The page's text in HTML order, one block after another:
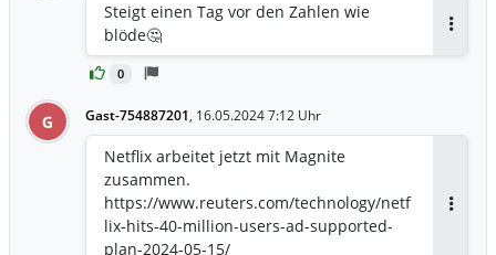
0
Steigt einen Tag vor den Zahlen wie
blöde🤔
G Gast-754887201, 16.05.2024 7:12 Uhr
Netflix arbeitet jetzt mit Magnite
zusammen.
https://www.reuters.com/technology/netf
lix-hits-40-million-users-ad-supported-
plan-2024-05-15/